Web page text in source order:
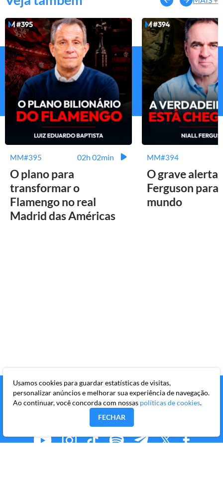
MM#395 02h 02min
O plano para
transformar o
Flamengo no real
Madrid das Américas
MM#394
O grave alerta
Ferguson para
mundo
Usamos cookies para guardar estatísticas de visitas,
personalizar anúncios e melhorar sua experiência de navegação.
Ao continuar, você concorda com nossas políticas de cookies.
FECHAR